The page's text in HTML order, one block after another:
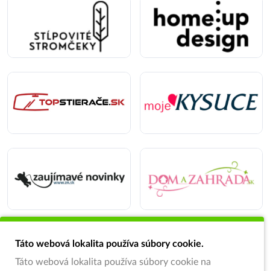
Táto webová lokalita používa súbory cookie.
Táto webová lokalita používa súbory cookie na